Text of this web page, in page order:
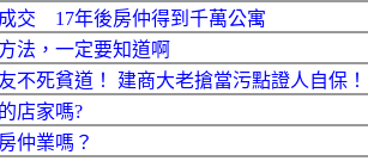
交 17年後房仲得到千萬公寓
法，一定要知道啊
不死貧道！ 建商大老搶當污點證人自保！
店家嗎?
仲業嗎？